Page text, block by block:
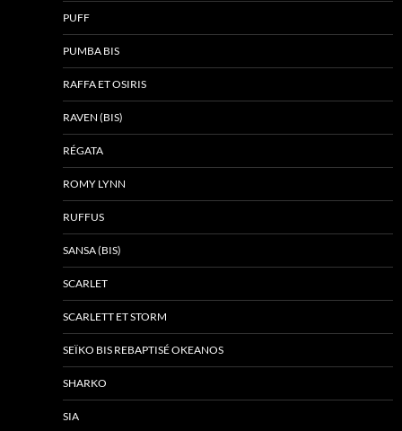
PUFF
PUMBA BIS
RAFFA ET OSIRIS
RAVEN (BIS)
RÉGATA
ROMY LYNN
RUFFUS
SANSA (BIS)
SCARLET
SCARLETT ET STORM
SEÏKO BIS REBAPTISÉ OKEANOS
SHARKO
SIA